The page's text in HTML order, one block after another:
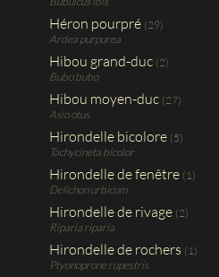
Héron pourpré (29)
Ardea purpurea
Hibou grand-duc (2)
Bubo bubo
Hibou moyen-duc (27)
Asio otus
Hirondelle bicolore (5)
Tachycineta bicolor
Hirondelle de fenêtre (1)
Delichon urbicum
Hirondelle de rivage (2)
Riparia riparia
Hirondelle de rochers (1)
Ptyonoprone rupestris